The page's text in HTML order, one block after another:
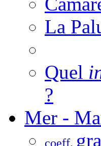
La
Quel
?
Mer -
coeff.